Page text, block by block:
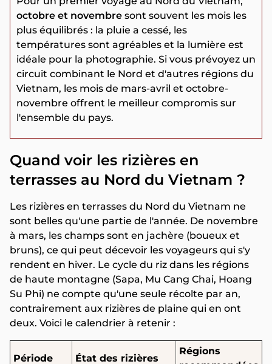
octobre et novembre sont souvent les mois les
plus équilibrés : la pluie a cessé, les
températures sont agréables et la lumière est
idéale pour la photographie. Si vous prévoyez un
circuit combinant le Nord et d'autres régions du
Vietnam, les mois de mars-avril et octobre-
novembre offrent le meilleur compromis sur
l'ensemble du pays.
Quand voir les rizières en
terrasses au Nord du Vietnam ?
Les rizières en terrasses du Nord du Vietnam ne
sont belles qu'une partie de l'année. De novembre
à mars, les champs sont en jachère (boueux et
bruns), ce qui peut décevoir les voyageurs qui s'y
rendent en hiver. Le cycle du riz dans les régions
de haute montagne (Sapa, Mu Cang Chai, Hoang
Su Phi) ne compte qu'une seule récolte par an,
contrairement aux rizières de plaine qui en ont
deux. Voici le calendrier à retenir :
Période État des rizières
Régions